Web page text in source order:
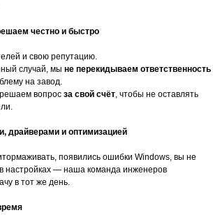
честно и быстро
и свою репутацию.
случай, мы не перекидываем ответственность
на завод.
вопрос за свой счёт, чтобы не оставлять
драйверами и оптимизацией
появились ошибки Windows, вы не
настройках — наша команда инженеров
в тот же день.